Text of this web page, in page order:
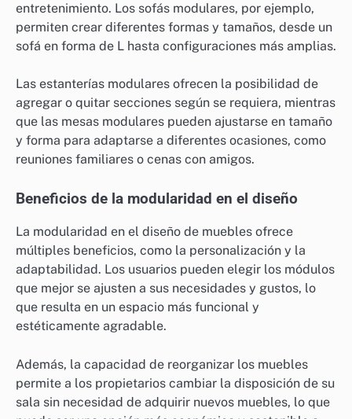
entretenimiento. Los sofás modulares, por ejemplo,
permiten crear diferentes formas y tamaños, desde un
sofá en forma de L hasta configuraciones más amplias.
Las estanterías modulares ofrecen la posibilidad de
agregar o quitar secciones según se requiera, mientras
que las mesas modulares pueden ajustarse en tamaño
y forma para adaptarse a diferentes ocasiones, como
reuniones familiares o cenas con amigos.
Beneficios de la modularidad en el diseño
La modularidad en el diseño de muebles ofrece
múltiples beneficios, como la personalización y la
adaptabilidad. Los usuarios pueden elegir los módulos
que mejor se ajusten a sus necesidades y gustos, lo
que resulta en un espacio más funcional y
estéticamente agradable.
Además, la capacidad de reorganizar los muebles
permite a los propietarios cambiar la disposición de su
sala sin necesidad de adquirir nuevos muebles, lo que